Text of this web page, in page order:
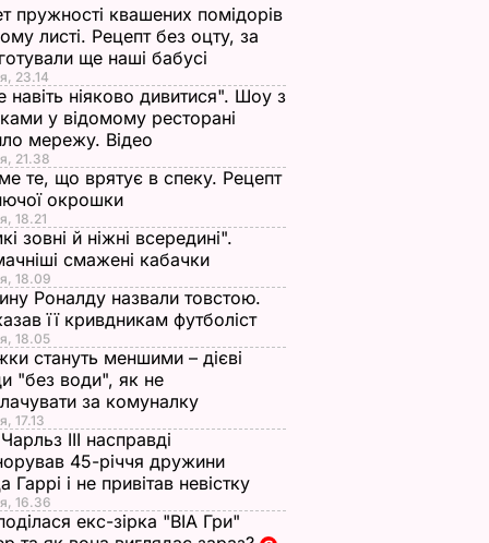
пружності квашених помідорів
листі. Рецепт без оцту, за
ще наші бабусі
23.14
навіть ніяково дивитися". Шоу з
у відомому ресторані
мережу. Відео
21.38
те, що врятує в спеку. Рецепт
окрошки
18.21
зовні й ніжні всередині".
смажені кабачки
18.09
Роналду назвали товстою.
її кривдникам футболіст
18.05
стануть меншими – дієві
"без води", як не
за комуналку
17.13
III насправді
45-річчя дружини
Гаррі і не привітав невістку
16.36
екс-зірка "ВІА Гри"